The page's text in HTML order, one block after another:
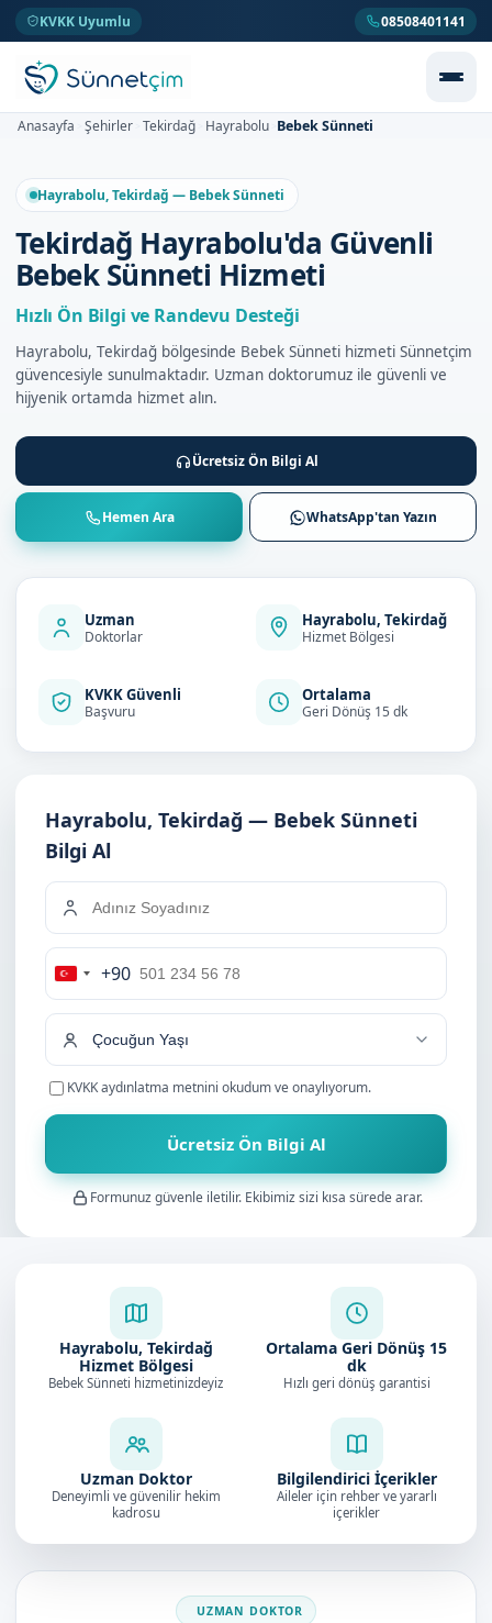
KVKK Uyumlu 08508401141
Anasayfa Şehirler Tekirdağ Hayrabolu Bebek Sünneti
Hayrabolu, Tekirdağ — Bebek Sünneti
Tekirdağ Hayrabolu'da Güvenli
Bebek Sünneti Hizmeti
Hızlı Ön Bilgi ve Randevu Desteği
Hayrabolu, Tekirdağ bölgesinde Bebek Sünneti hizmeti Sünnetçim
güvencesiyle sunulmaktadır. Uzman doktorumuz ile güvenli ve
hijyenik ortamda hizmet alın.
Ücretsiz Ön Bilgi Al
Hemen Ara WhatsApp'tan Yazın
Uzman
Doktorlar
Hayrabolu, Tekirdağ
Hizmet Bölgesi
KVKK Güvenli
Başvuru
Ortalama
Geri Dönüş 15 dk
Hayrabolu, Tekirdağ — Bebek Sünneti
Bilgi Al
Turkey
+90
+90
KVKK aydınlatma metnini okudum ve onaylıyorum.
Ücretsiz Ön Bilgi Al
Formunuz güvenle iletilir. Ekibimiz sizi kısa sürede arar.
Hayrabolu, Tekirdağ
Hizmet Bölgesi
Bebek Sünneti hizmetinizdeyiz
Ortalama Geri Dönüş 15
dk
Hızlı geri dönüş garantisi
Uzman Doktor
Deneyimli ve güvenilir hekim
kadrosu
Bilgilendirici İçerikler
Aileler için rehber ve yararlı
içerikler
Doktorumuz